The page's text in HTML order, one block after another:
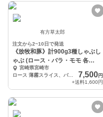
有方草太郎
注文から2~10日で発送
《放牧和豚》計900g3種しゃぶし
ゃぶ (ロース・バラ・モモ 各
300g)
宮崎県宮崎市
ロース 薄霧スライス、バラ 1mmスライス、モモ 薄霧スライス 各300g
7,500円
+送料1,600円